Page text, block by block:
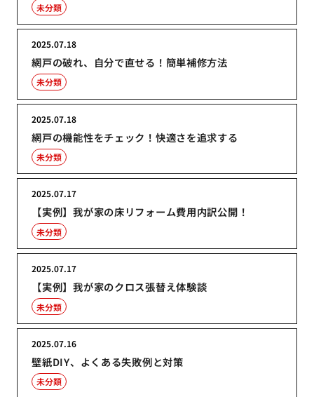
未分類
網戸の破れ、自分で直せる！簡単補修方法
2025.07.18
未分類
網戸の機能性をチェック！快適さを追求する
2025.07.18
未分類
【実例】我が家の床リフォーム費用内訳公開！
2025.07.17
未分類
【実例】我が家のクロス張替え体験談
2025.07.17
未分類
壁紙DIY、よくある失敗例と対策
2025.07.16
未分類